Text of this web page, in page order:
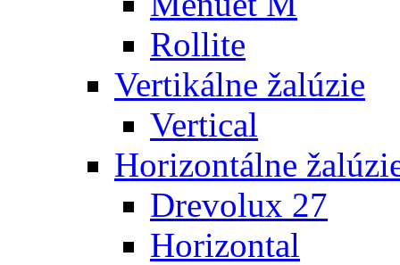
Rollite
Vertikálne žalúzie
Vertical
Horizontálne
Drevolux 27
Horizontal